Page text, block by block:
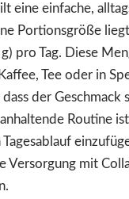
eine einfache,
Portionsgröße
g) pro Tag. Diese
Tee oder in
der Geschmack
Routine
Versorgung mit